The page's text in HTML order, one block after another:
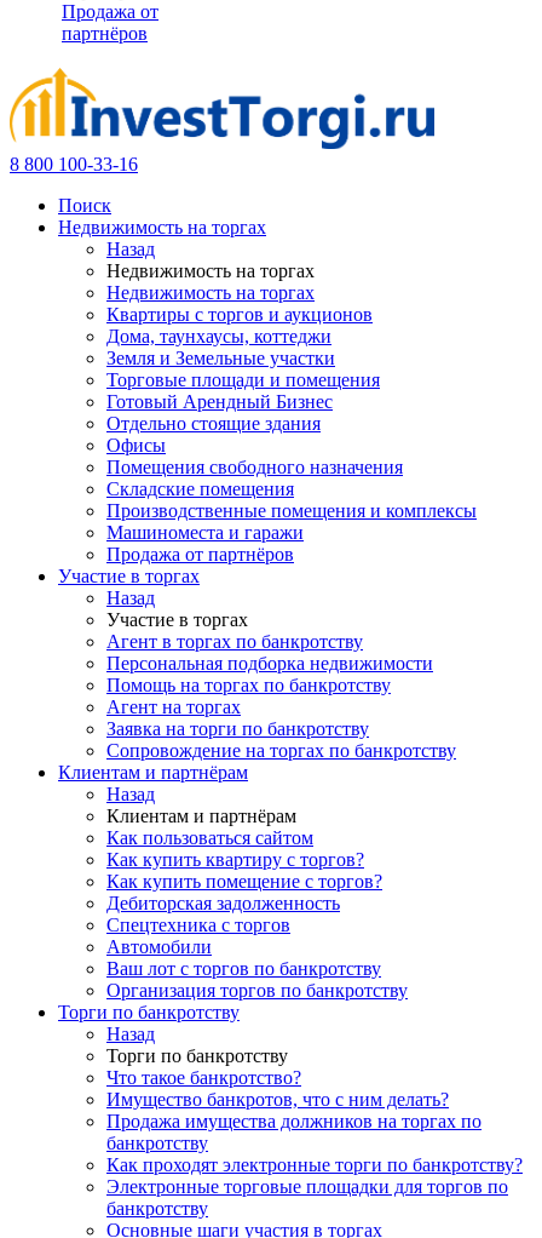
Продажа от
партнёров
8 800 100-33-16
Поиск
Недвижимость на торгах
Назад
Недвижимость на торгах
Недвижимость на торгах
Квартиры с торгов и аукционов
Дома, таунхаусы, коттеджи
Земля и Земельные участки
Торговые площади и помещения
Готовый Арендный Бизнес
Отдельно стоящие здания
Офисы
Помещения свободного назначения
Складские помещения
Производственные помещения и комплексы
Машиноместа и гаражи
Продажа от партнёров
Участие в торгах
Назад
Участие в торгах
Агент в торгах по банкротству
Персональная подборка недвижимости
Помощь на торгах по банкротству
Агент на торгах
Заявка на торги по банкротству
Сопровождение на торгах по банкротству
Клиентам и партнёрам
Назад
Клиентам и партнёрам
Как пользоваться сайтом
Как купить квартиру с торгов?
Как купить помещение с торгов?
Дебиторская задолженность
Спецтехника с торгов
Автомобили
Ваш лот с торгов по банкротству
Организация торгов по банкротству
Торги по банкротству
Назад
Торги по банкротству
Что такое банкротство?
Имущество банкротов, что с ним делать?
Продажа имущества должников на торгах по
банкротству
Как проходят электронные торги по банкротству?
Электронные торговые площадки для торгов по
банкротству
Основные шаги участия в торгах